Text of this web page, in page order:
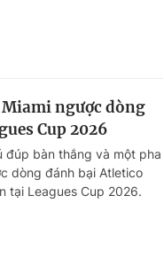
ngược dòng
Cup 2026
đúp bàn thắng và một pha
dòng đánh bại Atletico
tại Leagues Cup 2026.